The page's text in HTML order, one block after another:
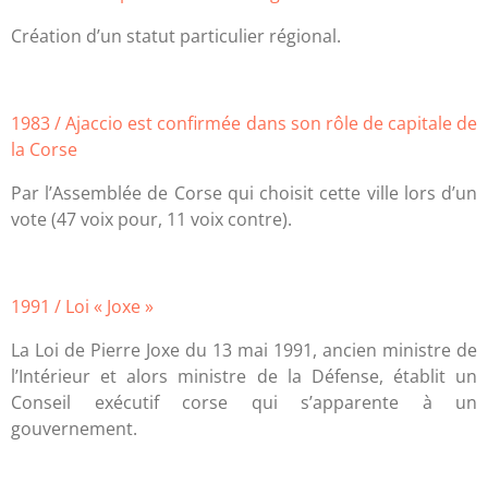
Création d’un statut particulier régional.
1983 / Ajaccio est confirmée dans son rôle de capitale de
la Corse
Par l’Assemblée de Corse qui choisit cette ville lors d’un
vote (47 voix pour, 11 voix contre).
1991 / Loi « Joxe »
La Loi de Pierre Joxe du 13 mai 1991, ancien ministre de
l’Intérieur et alors ministre de la Défense, établit un
Conseil exécutif corse qui s’apparente à un
gouvernement.